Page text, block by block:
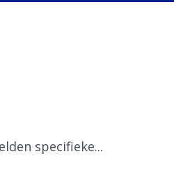
specifieke...